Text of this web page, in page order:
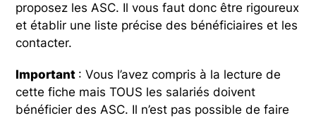
proposez les ASC. Il vous faut donc être rigoureux
et établir une liste précise des bénéficiaires et les
contacter.
Important : Vous l’avez compris à la lecture de
cette fiche mais TOUS les salariés doivent
bénéficier des ASC. Il n’est pas possible de faire